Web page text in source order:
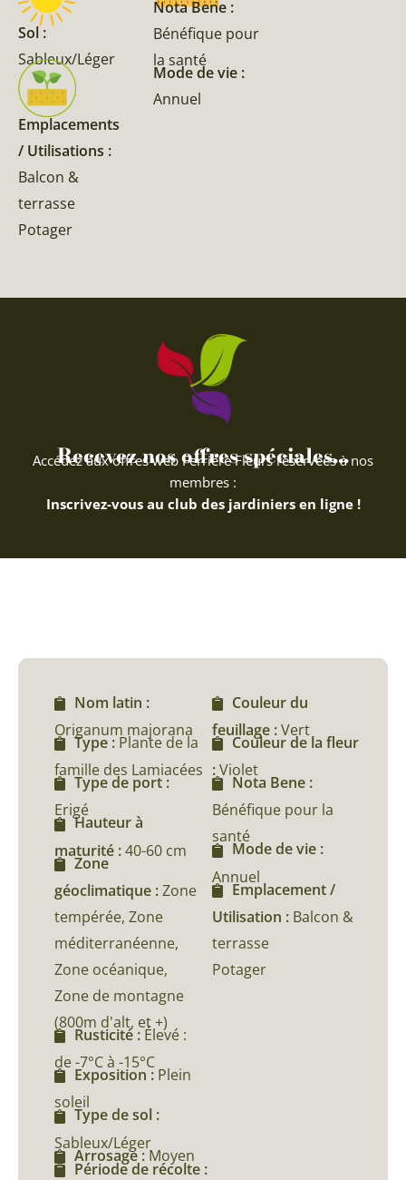
Sol :
Sableux/Léger
Emplacements
/ Utilisations :
Balcon &
terrasse
Potager
Nota Bene :
Bénéfique pour
la santé
Mode de vie :
Annuel
Recevez nos offres spéciales...
Accédez aux offres web Ferriere Fleurs réservées à nos
membres :
Inscrivez-vous au club des jardiniers en ligne !
Nom latin :
Origanum majorana
Type : Plante de la
famille des Lamiacées
Type de port :
Erigé
Hauteur à
maturité :40-60 cm
Zone
géoclimatique :Zone
tempérée, Zone
méditerranéenne,
Zone océanique,
Zone de montagne
(800m d'alt, et +)
Rusticité : Élevé :
de -7°C à -15°C
Exposition : Plein
soleil
Type de sol :
Sableux/Léger
Arrosage :Moyen
Période de récolte :
Couleur du
feuillage :Vert
Couleur de la fleur
:Violet
Nota Bene :
Bénéfique pour la
santé
Mode de vie :
Annuel
Emplacement /
Utilisation : Balcon &
terrasse
Potager